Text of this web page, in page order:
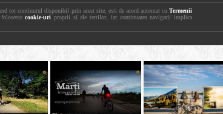
tot continutul disponibil prin acest site, esti de acord automat cuTermenii
folosestecookie-uri proprii si ale tertilor, iar continuarea navigarii implica